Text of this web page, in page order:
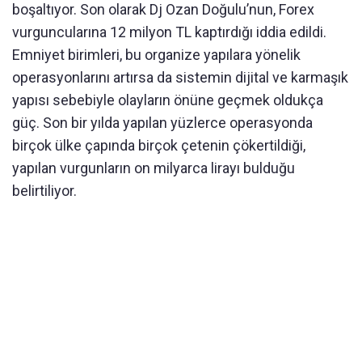
boşaltıyor. Son olarak Dj Ozan Doğulu’nun, Forex
vurguncularına 12 milyon TL kaptırdığı iddia edildi.
Emniyet birimleri, bu organize yapılara yönelik
operasyonlarını artırsa da sistemin dijital ve karmaşık
yapısı sebebiyle olayların önüne geçmek oldukça
güç. Son bir yılda yapılan yüzlerce operasyonda
birçok ülke çapında birçok çetenin çökertildiği,
yapılan vurgunların on milyarca lirayı bulduğu
belirtiliyor.